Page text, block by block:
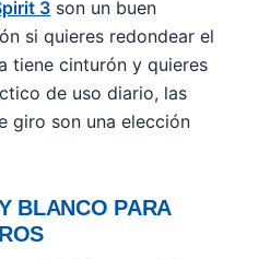
3 son un buen
si quieres redondear el
tiene cinturón y quieres
de uso diario, las
giro son una elección
BLANCO PARA